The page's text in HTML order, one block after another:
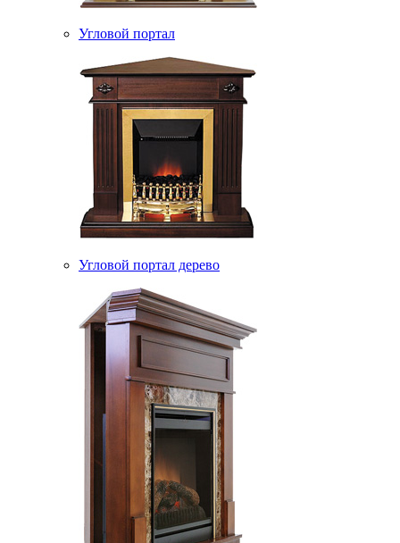
Угловой портал
Угловой портал дерево